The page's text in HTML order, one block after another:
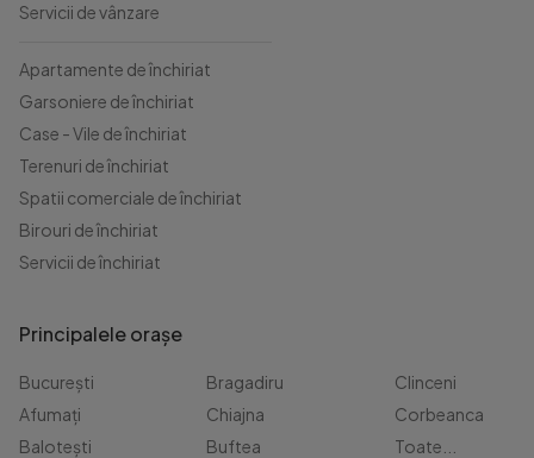
Servicii de vânzare
Apartamente de închiriat
Garsoniere de închiriat
Case - Vile de închiriat
Terenuri de închiriat
Spatii comerciale de închiriat
Birouri de închiriat
Servicii de închiriat
Principalele orașe
București
Afumați
Balotești
Bragadiru
Chiajna
Buftea
Clinceni
Corbeanca
Toate...